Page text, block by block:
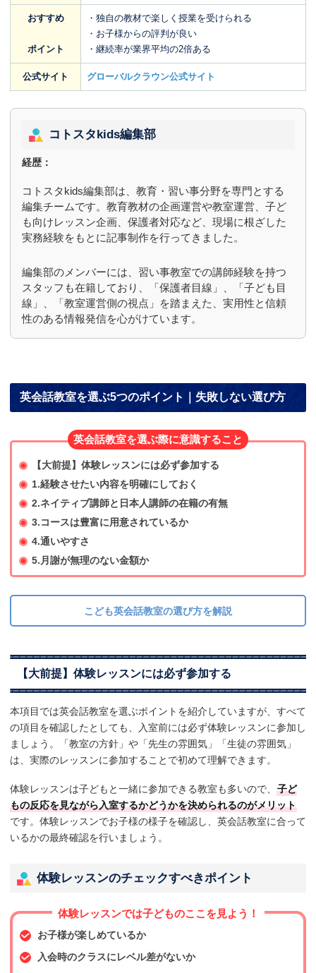
おすすめ
ポイント
・独自の教材で楽しく授業を受けられる
・お子様からの評判が良い
・継続率が業界平均の2倍ある
公式サイト グローバルクラウン公式サイト
コトスタkids編集部
経歴：
コトスタkids編集部は、教育・習い事分野を専門とする
編集チームです。教育教材の企画運営や教室運営、子ど
も向けレッスン企画、保護者対応など、現場に根ざした
実務経験をもとに記事制作を行ってきました。
編集部のメンバーには、習い事教室での講師経験を持つ
スタッフも在籍しており、「保護者目線」、「子ども目
線」、「教室運営側の視点」を踏まえた、実用性と信頼
性のある情報発信を心がけています。
英会話教室を選ぶ5つのポイント｜失敗しない選び方
英会話教室を選ぶ際に意識すること
【大前提】体験レッスンには必ず参加する
1.経験させたい内容を明確にしておく
2.ネイティブ講師と日本人講師の在籍の有無
3.コースは豊富に用意されているか
4.通いやすさ
5.月謝が無理のない金額か
こども英会話教室の選び方を解説
【大前提】体験レッスンには必ず参加する
本項目では英会話教室を選ぶポイントを紹介していますが、すべて
の項目を確認したとしても、入室前には必ず体験レッスンに参加し
ましょう。「教室の方針」や「先生の雰囲気」「生徒の雰囲気」
は、実際のレッスンに参加することで初めて理解できます。
体験レッスンは子どもと一緒に参加できる教室も多いので、 子ど
もの反応を見ながら入室するかどうかを決められるのがメリット
です。体験レッスンでお子様の様子を確認し、英会話教室に合って
いるかの最終確認を行いましょう。
体験レッスンのチェックすべきポイント
体験レッスンでは子どものここを見よう！
お子様が楽しめているか
入会時のクラスにレベル差がないか